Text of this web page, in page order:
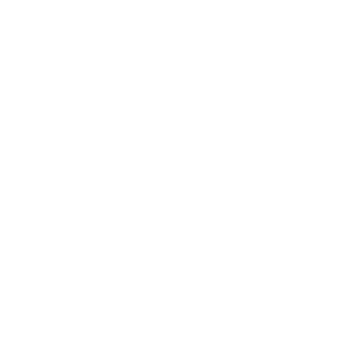
concentrado de nitrato de plata y acónito,